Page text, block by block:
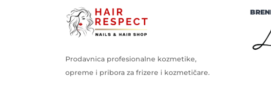
Prodavnica profesionalne kozmetike,
opreme i pribora za frizere i kozmetičare.